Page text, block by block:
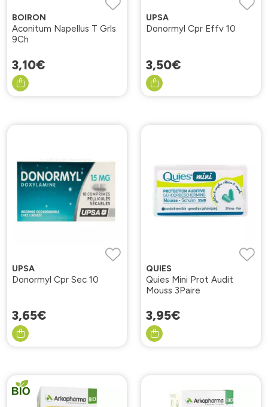
BOIRON
Aconitum Napellus T Grls
9Ch
3,10€
UPSA
Donormyl Cpr Effv 10
3,50€
UPSA
Donormyl Cpr Sec 10
3,65€
QUIES
Quies Mini Prot Audit
Mouss 3Paire
3,95€